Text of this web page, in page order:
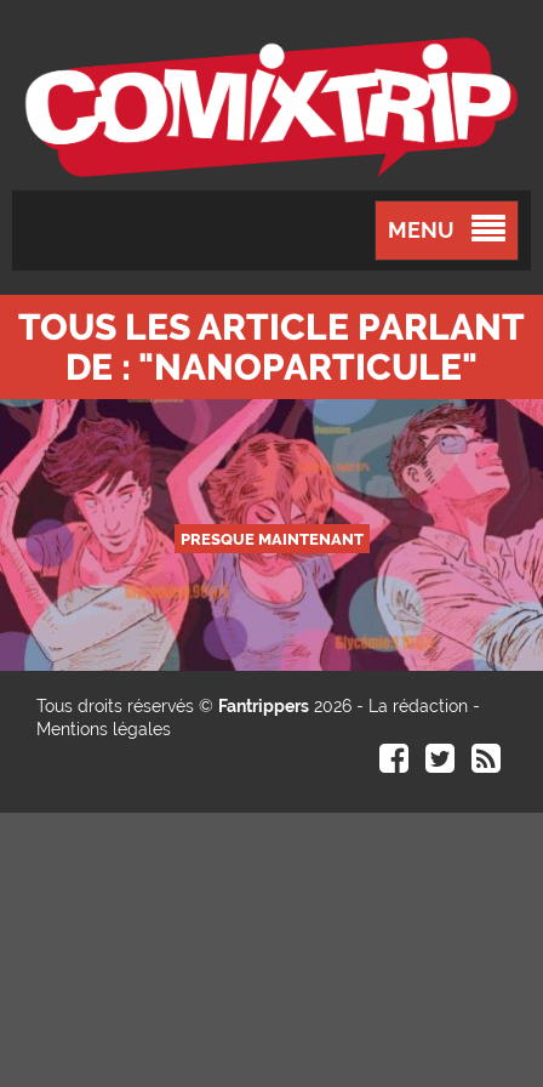
MENU
TOUS LES ARTICLE PARLANT
DE : "NANOPARTICULE"
PRESQUE MAINTENANT
Tous droits réservés © Fantrippers 2026 - La rédaction -
Mentions légales